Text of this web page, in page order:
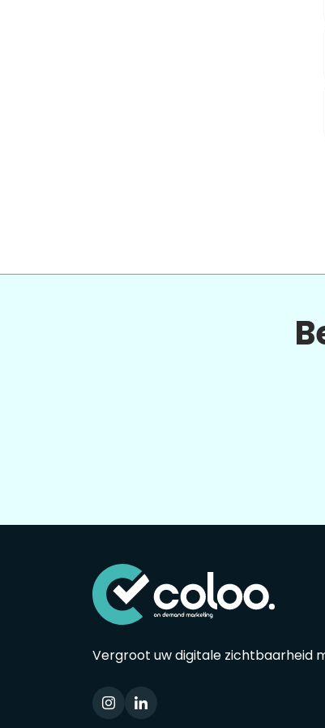
Vergroot uw digitale zichtbaarheid